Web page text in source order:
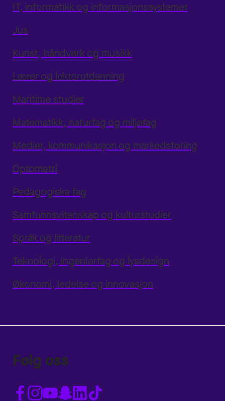
IT, informatikk og informasjonssystemer
Jus
Kunst, håndverk og musikk
Lærer og lektorutdanning
Maritime studier
Matematikk, naturfag og miljøfag
Medier, kommunikasjon og markedsføring
Optometri
Pedagogiske fag
Samfunnsvitenskap og kulturstudier
Språk og litteratur
Teknologi, ingeniørfag og lysdesign
Økonomi, ledelse og innovasjon
Følg oss